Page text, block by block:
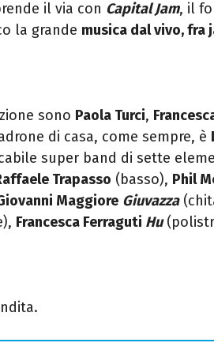
il via con Capital Jam, il
la grande musica dal vivo, fra
sono Paola Turci,
di casa, come sempre, è
super band di sette
Trapasso (basso), Phil
Maggiore Giuvazza
Francesca Ferraguti Hu